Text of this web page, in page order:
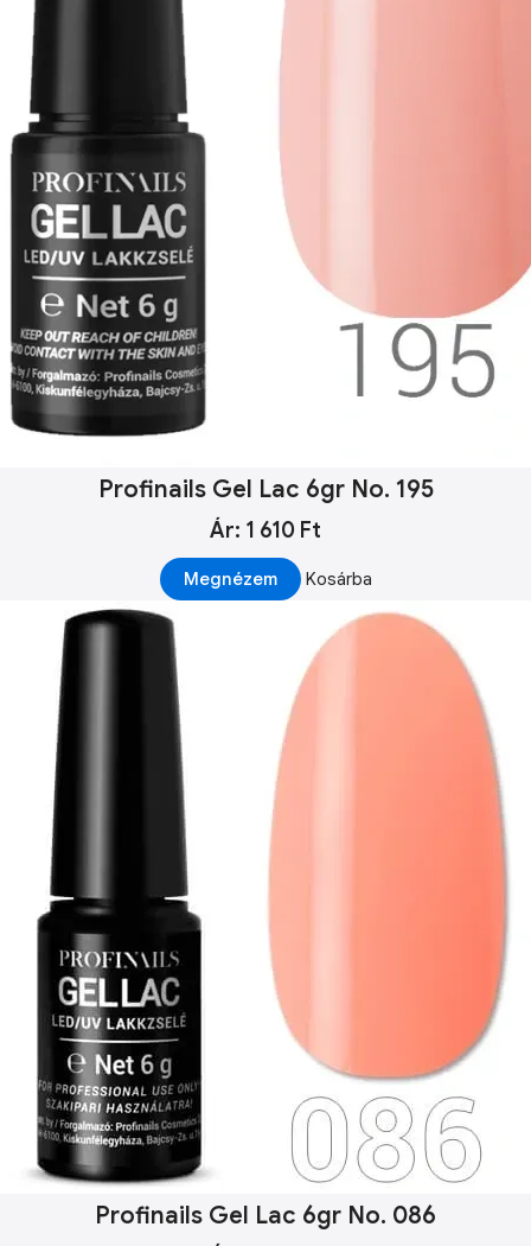
Profinails Gel Lac 6gr No. 195
Ár: 1 610 Ft
Megnézem Kosárba
Profinails Gel Lac 6gr No. 086